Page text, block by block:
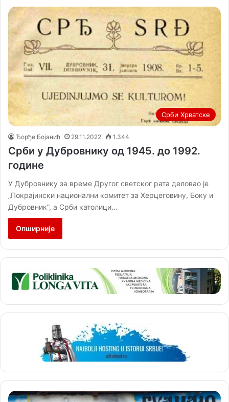
Срби Хрватске
Ђорђе Бојанић 29.11.2022 1.344
Срби у Дубровнику од 1945. до 1992.
године
У Дубровнику за време Другог светског рата деловао је
„Покрајински национални комитет за Херцеговину, Боку и
Дубровник”, а Срби католици…
Опширније